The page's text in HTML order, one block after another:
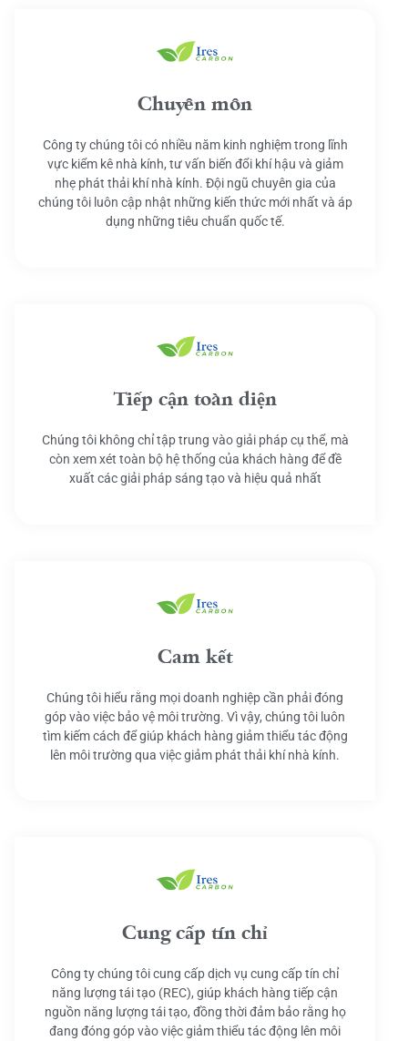
Chuyên môn
Công ty chúng tôi có nhiều năm kinh nghiệm trong lĩnh
vực kiểm kê nhà kính, tư vấn biến đổi khí hậu và giảm
nhẹ phát thải khí nhà kính. Đội ngũ chuyên gia của
chúng tôi luôn cập nhật những kiến thức mới nhất và áp
dụng những tiêu chuẩn quốc tế.
Tiếp cận toàn diện
Chúng tôi không chỉ tập trung vào giải pháp cụ thể, mà
còn xem xét toàn bộ hệ thống của khách hàng để đề
xuất các giải pháp sáng tạo và hiệu quả nhất
Cam kết
Chúng tôi hiểu rằng mọi doanh nghiệp cần phải đóng
góp vào việc bảo vệ môi trường. Vì vậy, chúng tôi luôn
tìm kiếm cách để giúp khách hàng giảm thiểu tác động
lên môi trường qua việc giảm phát thải khí nhà kính.
Cung cấp tín chỉ
Công ty chúng tôi cung cấp dịch vụ cung cấp tín chỉ
năng lượng tái tạo (REC), giúp khách hàng tiếp cận
nguồn năng lượng tái tạo, đồng thời đảm bảo rằng họ
đang đóng góp vào việc giảm thiểu tác động lên môi